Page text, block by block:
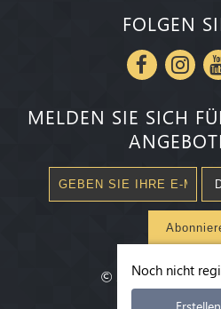
FOLGEN
MELDEN SIE SICH
© 2020-2026
Noch nicht